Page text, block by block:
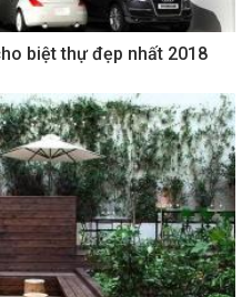
biệt thự đẹp nhất 2018